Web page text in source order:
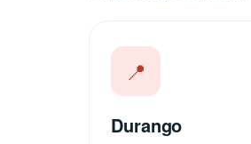
📍
Durango